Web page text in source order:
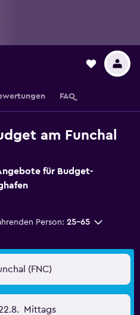
FAQ
am Funchal
für Budget-
Person: 25-65
(FNC)
Mittags